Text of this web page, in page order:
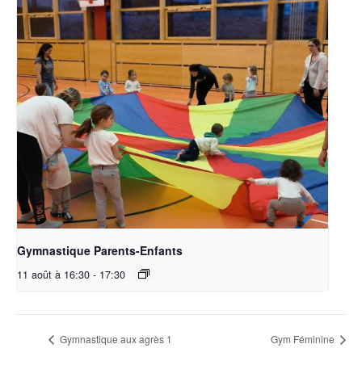
Gymnastique Parents-Enfants
11 août à 16:30 - 17:30
Gymnastique aux agrès 1 Gym Féminine